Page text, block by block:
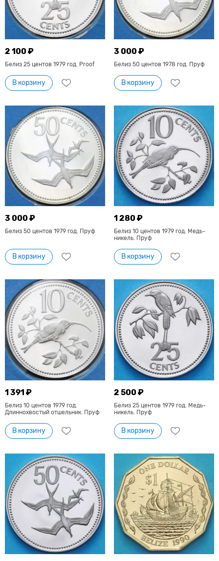
2 100 ₽
Белиз 25 центов 1979 год. Proof
В корзину
3 000 ₽
Белиз 50 центов 1978 год. Пруф
В корзину
3 000 ₽
Белиз 50 центов 1979 год. Пруф
В корзину
1 280 ₽
Белиз 10 центов 1979 год. Медь-
никель. Пруф
В корзину
1 391 ₽
Белиз 10 центов 1979 год.
Длиннохвостый отшельник. Пруф
В корзину
2 500 ₽
Белиз 25 центов 1979 год. Медь-
никель. Пруф
В корзину